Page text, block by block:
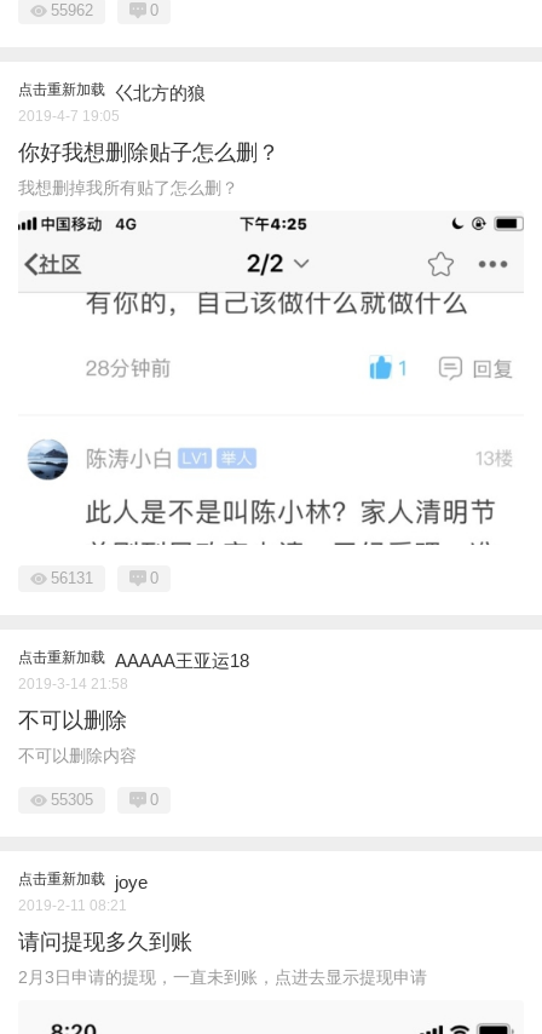
55962 0
点击重新加载 巜北方的狼
2019-4-7 19:05
你好我想删除贴子怎么删？
我想删掉我所有贴了怎么删？
56131 0
点击重新加载 AAAAA王亚运18
2019-3-14 21:58
不可以删除
不可以删除内容
55305 0
点击重新加载 joye
2019-2-11 08:21
请问提现多久到账
2月3日申请的提现，一直未到账，点进去显示提现申请